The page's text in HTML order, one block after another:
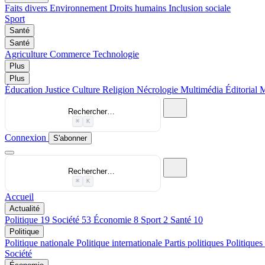
Faits divers Environnement Droits humains Inclusion sociale
Sport
Santé
Santé
Agriculture Commerce Technologie
Plus
Plus
Éducation Justice Culture Religion Nécrologie Multimédia Éditorial
Rechercher…
⌘ K
Connexion S'abonner
Rechercher…
⌘ K
Accueil
Actualité
Politique 19 Société 53 Économie 8 Sport 2 Santé 10
Politique
Politique nationale Politique internationale Partis politiques Politiques
Société